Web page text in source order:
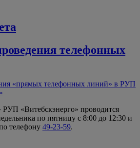
телефонных
«прямых телефонных линий» в РУП
РУП «Витебскэнерго» проводится
по пятницу с 8:00 до 12:30 и
телефону 49-23-59.